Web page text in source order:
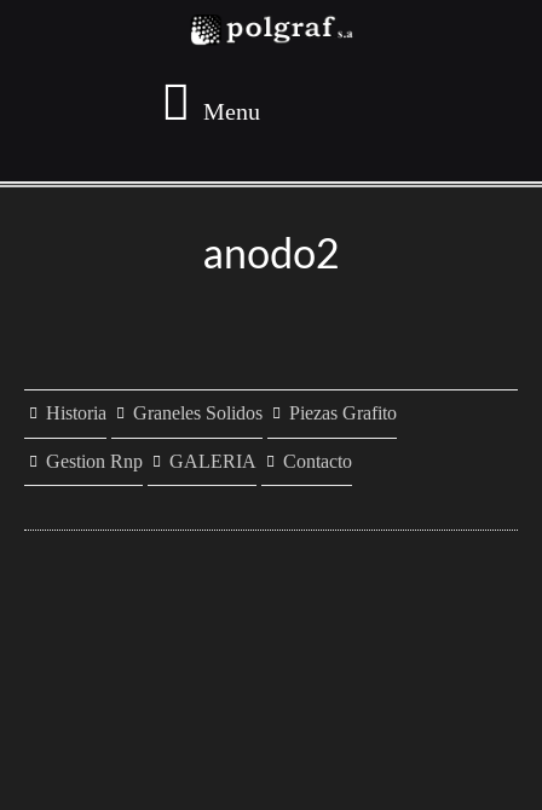
Menu
anodo2
Historia Graneles Solidos Piezas Grafito
Gestion Rnp GALERIA Contacto